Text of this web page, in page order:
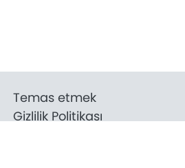
Temas etmek
Gizlilik Politikası